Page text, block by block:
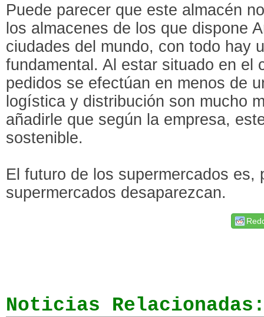
Puede parecer que este almacén
los almacenes de los que dispone
ciudades del mundo, con todo hay
fundamental. Al estar situado en el
pedidos se efectúan en menos de
logística y distribución son mucho
añadirle que según la empresa,
sostenible.
El futuro de los supermercados es,
supermercados
Noticias